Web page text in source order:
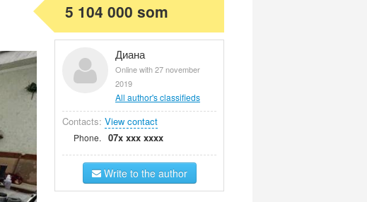
5 104 000 som
Диана
Online with 27 november
2019
All author's classifieds
Contacts: View contact
Phone. 07x xxx xxxx
Write to the author